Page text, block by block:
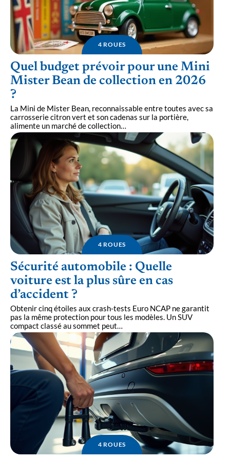
4 ROUES
Quel budget prévoir pour une Mini
Mister Bean de collection en 2026
?
La Mini de Mister Bean, reconnaissable entre toutes avec sa
carrosserie citron vert et son cadenas sur la portière,
alimente un marché de collection…
4 ROUES
Sécurité automobile : Quelle
voiture est la plus sûre en cas
d’accident ?
Obtenir cinq étoiles aux crash-tests Euro NCAP ne garantit
pas la même protection pour tous les modèles. Un SUV
compact classé au sommet peut…
4 ROUES